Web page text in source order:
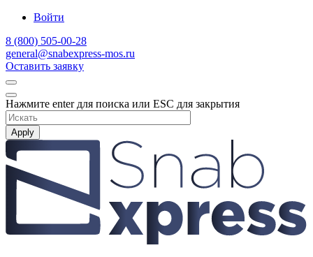
Войти
8 (800) 505-00-28
general@snabexpress-mos.ru
Оставить заявку
Нажмите enter для поиска или ESC для закрытия
Apply